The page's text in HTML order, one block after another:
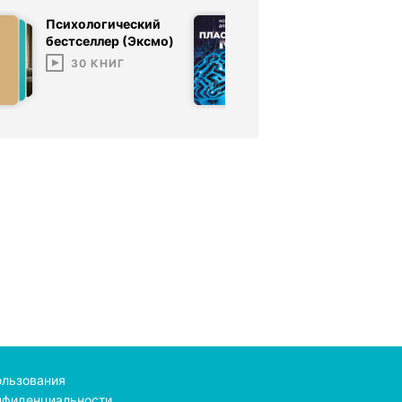
Психологический
бестселлер (Эксмо)
30 КНИГ